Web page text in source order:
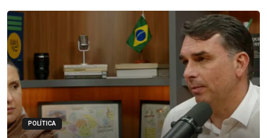
POLÍTICA